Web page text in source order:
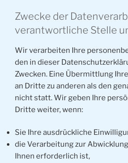
Zwecke der
verantwortliche Stelle
Wir verarbeiten Ihre
den in dieser
Zwecken. Eine Übermittlung
an Dritte zu anderen als den
nicht statt. Wir geben Ihre
Dritte weiter, wenn:
Sie Ihre ausdrückliche
die Verarbeitung zur
Ihnen erforderlich ist,